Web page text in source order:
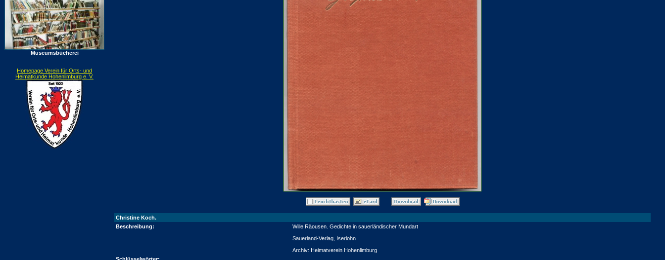
Museumsbücherei
Homepage Verein für Orts- und
Heimatkunde Hohenlimburg e. V.
Christine Koch.
Beschreibung:
Wille Räousen. Gedichte in sauerländischer Mundart
Sauerland-Verlag, Iserlohn
Archiv: Heimatverein Hohenlimburg